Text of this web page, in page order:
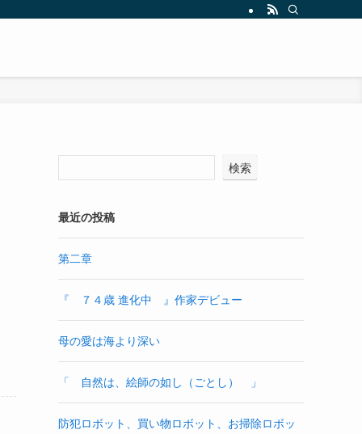
検索
最近の投稿
第二章
『 ７４歳 進化中 』作家デビュー
母の愛は海より深い
「 自然は、絵師の如し（ごとし） 」
防犯ロボット、買い物ロボット、お掃除ロボッ